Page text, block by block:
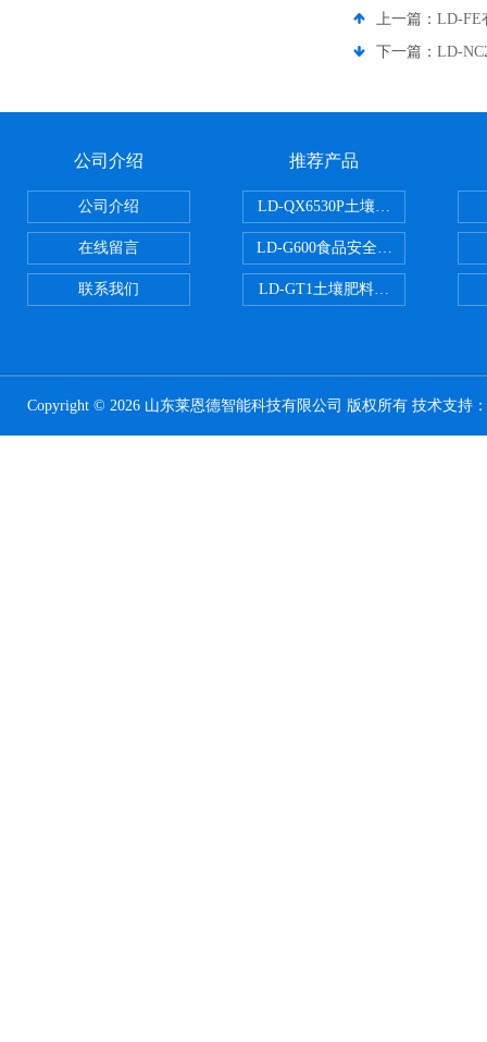
上一篇： LD-FE
下一篇： LD-
公司介绍
公司介绍
在线留言
联系我们
推荐产品
LD-QX6530P土壤氧化还原电位检
LD-G600食品安全检测仪
LD-GT1土壤肥料养分检测仪
Copyright © 2026 山东莱恩德智能科技有限公司 版权所有 技术支持：